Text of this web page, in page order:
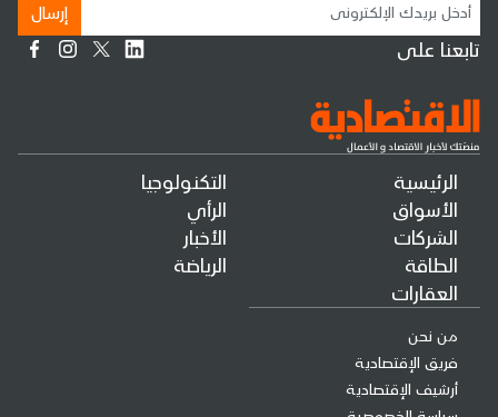
الرئيسية
الأسواق
الشركات
الطاقة
العقارات
التكنولوجيا
الرأي
الأخبار
الرياضة
من نحن
فريق الإقتصادية
أرشيف الإقتصادية
إرسال
تابعنا على